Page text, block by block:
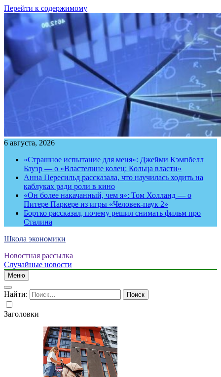
Перейти к содержимому
6 августа, 2026
«Страшное испытание для меня»: Джейми Кэмпбелл
Бауэр — о «Властелине колец: Кольца власти»
Анна Пересильд рассказала, что научилась ходить на
каблуках ради роли в кино
«Он более накачанный, чем я»: Том Холланд — о
Питере Паркере из игры «Человек-паук 2»
Бортко рассказал, почему решил снимать фильм про
Сталина
Школа экономики
Новостная рассылка
Случайные новости
Меню
Найти:
Заголовки